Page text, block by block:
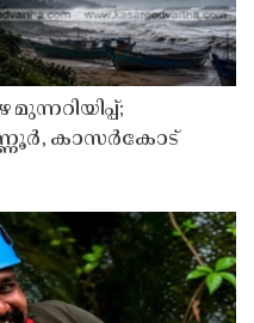
കാസർകോട്